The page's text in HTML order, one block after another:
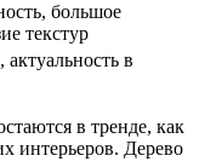
большое
текстур
в
в тренде, как
интерьеров. Дерево